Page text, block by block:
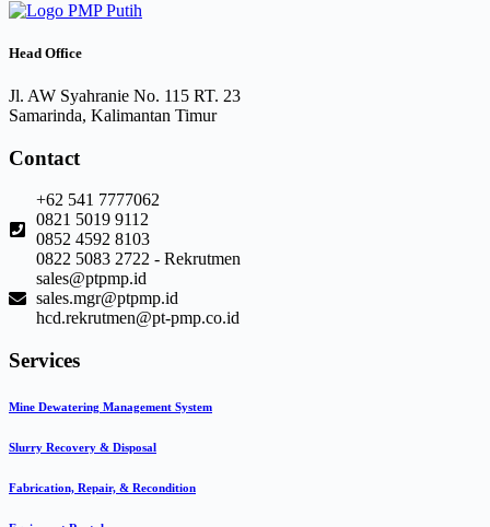
Head Office
Jl. AW Syahranie No. 115 RT. 23
Samarinda, Kalimantan Timur
Contact
+62 541 7777062
0821 5019 9112
0852 4592 8103
0822 5083 2722 - Rekrutmen
sales@ptpmp.id
sales.mgr@ptpmp.id
hcd.rekrutmen@pt-pmp.co.id
Services
Mine Dewatering Management System
Slurry Recovery & Disposal
Fabrication, Repair, & Recondition